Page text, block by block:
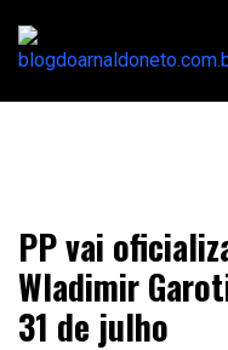
PP vai
Wladimir
31 de julho